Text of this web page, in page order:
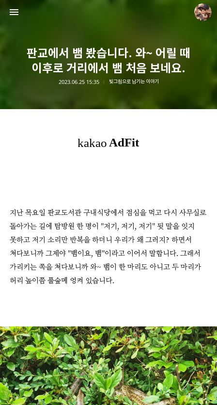
판교에서 뱀 봤습니다. 와~ 어릴 때
이후로 거리에서 뱀 처음 보네요.
2023.06.25 15:35 빛그림으로 남기는 이야기
지난 목요일 판교도서관 구내식당에서 점심을 먹고 다시 사무실로
돌아가는 길에 탐방원 한 명이 "저기, 저기, 저기" 뒷 말을 잇지
못하고 저기 소리만 반복을 하더니 우리가 왜 그러지? 하면서
쳐다보니까 그제야 "뱀이요, 뱀"이라고 이어서 말합니다. 그래서
가리키는 쪽을 쳐다보니까 와~ 뱀이 한 마리도 아니고 두 마리가
허리 높이쯤 풀숲메 엉켜 있습니다.
담덕이의 탐방일지